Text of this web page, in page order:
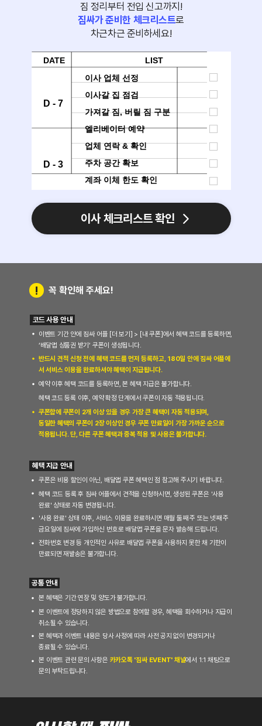
짐 정리부터 전입 신고까지!
짐싸가 준비한 체크리스트로
차근차근 준비하세요!
D - 3
D - 7
DATE
LIST
이사 업체 선정
이사갈 집 점검
가져갈 짐, 버릴 짐 구분
엘리베이터 예약
업체 연락 & 확인
주차 공간 확보
계좌 이체 한도 확인
이사 체크리스트 확인
꼭 확인해 주세요!
!
이벤트 기간 안에 짐싸 어플 [더 보기] > [내 쿠폰]에서 혜택 코드를 등록하면,
‘배달앱 상품권 받기’ 쿠폰이 생성됩니다.
반드시 견적 신청 전에 혜택 코드를 먼저 등록하고, 180일 안에 짐싸 어플에
서 서비스 이용을 완료하셔야 혜택이 지급됩니다.
예약 이후 혜택 코드를 등록하면, 본 혜택 지급은 불가합니다.
혜택 코드 등록 이후, 예약 확정 단계에서 쿠폰이 자동 적용됩니다.
쿠폰함에 쿠폰이 2개 이상 있을 경우 가장 큰 혜택이 자동 적용되며,
동일한 혜택의 쿠폰이 2장 이상인 경우 쿠폰 만료일이 가장 가까운 순으로
적용됩니다. 단, 다른 쿠폰 혜택과 중복 적용 및 사용은 불가합니다.
코드 사용 안내
쿠폰은 비용 할인이 아닌, 배달앱 쿠폰 혜택인 점 참고해 주시기 바랍니다.
혜택 코드 등록 후 짐싸 어플에서 견적을 신청하시면, 생성된 쿠폰은 '사용
완료' 상태로 자동 변경됩니다.
'사용 완료' 상태 이후, 서비스 이용을 완료하시면 매월 둘째 주 또는 넷째 주
금요일에 짐싸에 가입하신 번호로 배달앱 쿠폰을 문자 발송해 드립니다.
전화번호 변경 등 개인적인 사유로 배달앱 쿠폰을 사용하지 못한 채 기한이
만료되면 재발송은 불가합니다.
혜택 지급 안내
본 혜택은 기간 연장 및 양도가 불가합니다.
본 이벤트에 정당하지 않은 방법으로 참여할 경우, 혜택을 회수하거나 지급이
취소될 수 있습니다.
본 혜택과 이벤트 내용은 당사 사정에 따라 사전 공지 없이 변경되거나
종료될 수 있습니다.
본 이벤트 관련 문의 사항은 카카오톡 '짐싸 EVENT' 채널에서 1:1 채팅으로
문의 부탁드립니다.
공통 안내